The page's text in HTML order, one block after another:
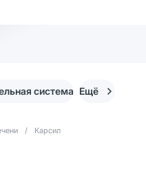
система Ещё
/ Карсил